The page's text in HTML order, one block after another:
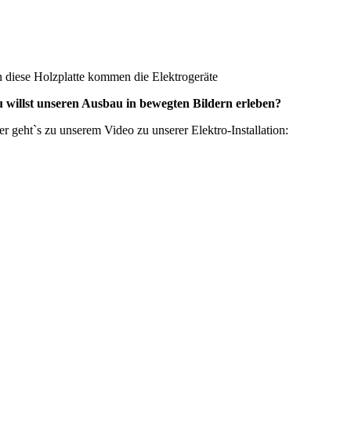
diese Holzplatte kommen die Elektrogeräte
willst unseren Ausbau in bewegten Bildern erleben?
geht`s zu unserem Video zu unserer Elektro-Installation: